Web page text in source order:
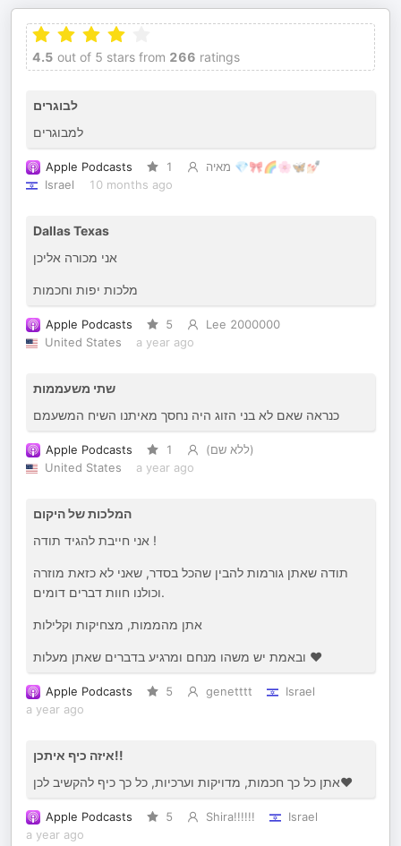
4.5 out of 5 stars from 266 ratings
לבוגרים
למבוגרים
Apple Podcasts 1
מאיה 💎🎀🌈🌸🦋💅🏻
Israel
10 months ago
Dallas Texas
אני מכורה אליכן
מלכות יפות וחכמות
Apple Podcasts 5
Lee 2000000
United States
a year ago
שתי משעממות
כנראה שאם לא בני הזוג היה נחסך מאיתנו השיח המשעמם
Apple Podcasts 1
(ללא שם)
United States
a year ago
המלכות של היקום
אני חייבת להגיד תודה !
תודה שאתן גורמות להבין שהכל בסדר, שאני לא כזאת מוזרה
וכולנו חוות דברים דומים.
אתן מהממות, מצחיקות וקלילות
ובאמת יש משהו מנחם ומרגיע בדברים שאתן מעלות ❤️
Apple Podcasts 5 genetttt
Israel
a year ago
איזה כיף איתכן!!
אתן כל כך חכמות, מדויקות וערכיות, כל כך כיף להקשיב לכן❤️
Apple Podcasts 5 Shira!!!!!!
Israel
a year ago